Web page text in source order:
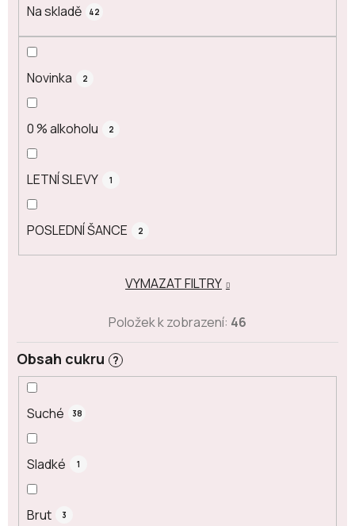
Na skladě 42
Novinka 2
0 % alkoholu 2
LETNÍ SLEVY 1
POSLEDNÍ ŠANCE 2
Obsah cukru ?
Suché 38
Sladké 1
Brut 3
VYMAZAT FILTRY
Položek k zobrazení: 46